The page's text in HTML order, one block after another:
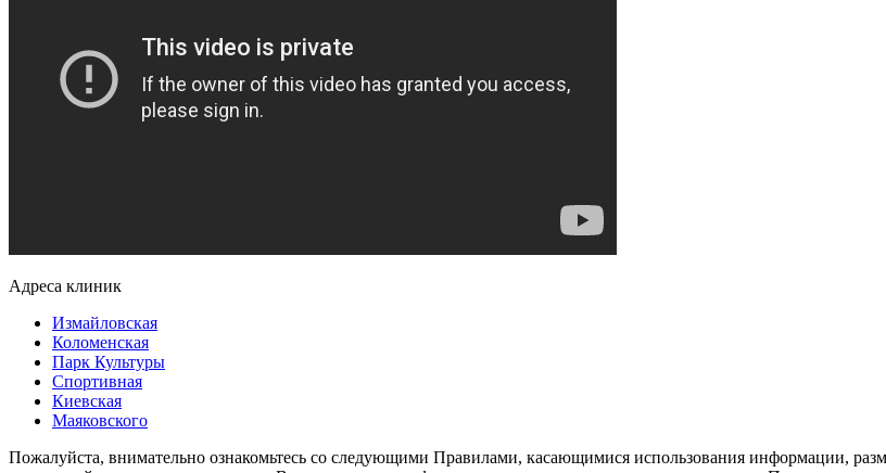
Адреса клиник
Измайловская
Коломенская
Парк Культуры
Спортивная
Киевская
Маяковского
Пожалуйста, внимательно ознакомьтесь со следующими Правилами, касающимися использования информации,